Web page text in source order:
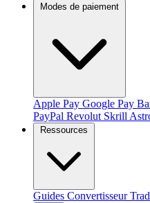
Modes de paiement
Apple Pay Google Pay
PayPal Revolut Skrill
Ressources
Guides Convertisseur